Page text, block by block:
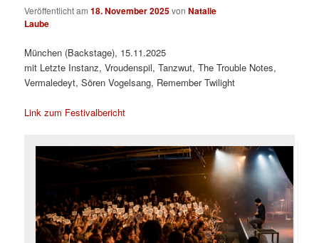
Veröffentlicht am18. November 2025vonNatalie
Laube
München (Backstage), 15.11.2025
mit Letzte Instanz, Vroudenspil, Tanzwut, The Trouble Notes,
Vermaledeyt, Sören Vogelsang, Remember Twilight
Link zum Festivalbericht